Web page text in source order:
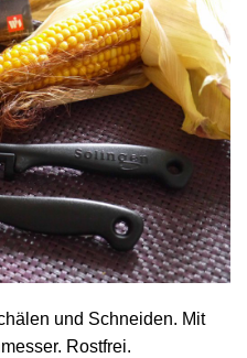
und Schneiden. Mit
Rostfrei.